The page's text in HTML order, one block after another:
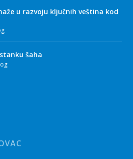
u razvoju ključnih veština kod
šaha